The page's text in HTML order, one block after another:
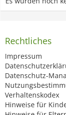
Rechtliches
Impressum
Datenschutz-
Verhaltenskodex
Hinweise für